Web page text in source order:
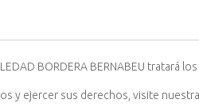
BORDERA BERNABEU
y ejercer sus derechos, visite nuestra